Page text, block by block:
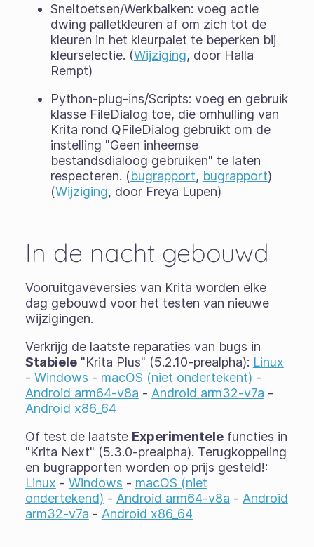
Sneltoetsen/Werkbalken: voeg actie
dwing palletkleuren af om zich tot de
kleuren in het kleurpalet te beperken bij
kleurselectie. (Wijziging, door Halla
Rempt)
Python-plug-ins/Scripts: voeg en gebruik
klasse FileDialog toe, die omhulling van
Krita rond QFileDialog gebruikt om de
instelling "Geen inheemse
bestandsdialoog gebruiken" te laten
respecteren. (bugrapport, bugrapport)
(Wijziging, door Freya Lupen)
In de nacht gebouwd
Vooruitgaveversies van Krita worden elke
dag gebouwd voor het testen van nieuwe
wijzigingen.
Verkrijg de laatste reparaties van bugs in
Stabiele"Krita Plus" (5.2.10-prealpha): Linux
- Windows - macOS (niet ondertekent) -
Android arm64-v8a - Android arm32-v7a -
Android x86_64
Of test de laatste Experimentelefuncties in
"Krita Next" (5.3.0-prealpha). Terugkoppeling
en bugrapporten worden op prijs gesteld!:
Linux - Windows - macOS (niet
ondertekend) - Android arm64-v8a - Android
arm32-v7a - Android x86_64